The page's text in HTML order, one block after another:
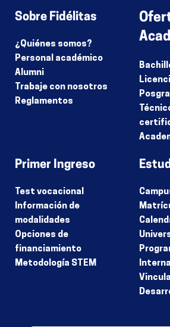
Sobre Fidélitas
¿Quiénes somos?
Personal académico
Alumni
Trabaje con nosotros
Reglamentos
Primer Ingreso
Test vocacional
Información de
modalidades
Opciones de
financiamiento
Metodología STEM